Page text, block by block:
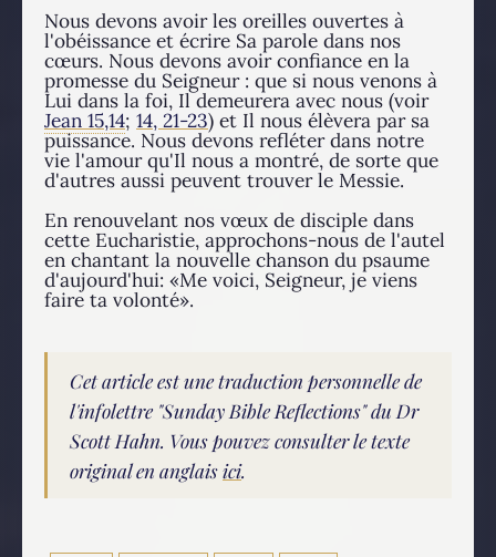
Nous devons avoir les oreilles ouvertes à
l'obéissance et écrire Sa parole dans nos
cœurs. Nous devons avoir confiance en la
promesse du Seigneur : que si nous venons à
Lui dans la foi, Il demeurera avec nous (voir
Jean 15,14; 14, 21-23) et Il nous élèvera par sa
puissance. Nous devons refléter dans notre
vie l'amour qu'Il nous a montré, de sorte que
d'autres aussi peuvent trouver le Messie.
En renouvelant nos vœux de disciple dans
cette Eucharistie, approchons-nous de l'autel
en chantant la nouvelle chanson du psaume
d'aujourd'hui: «Me voici, Seigneur, je viens
faire ta volonté».
Cet article est une traduction personnelle de
l'infolettre "Sunday Bible Reflections" du Dr
Scott Hahn. Vous pouvez consulter le texte
original en anglaisici.